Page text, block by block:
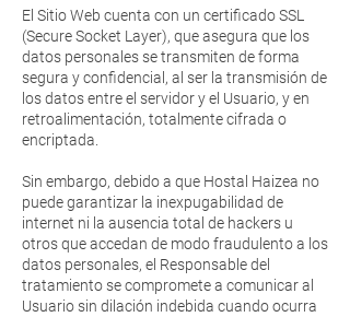
El Sitio Web cuenta con un certificado SSL
(Secure Socket Layer), que asegura que los
datos personales se transmiten de forma
segura y confidencial, al ser la transmisión de
los datos entre el servidor y el Usuario, y en
retroalimentación, totalmente cifrada o
encriptada.
Sin embargo, debido a que Hostal Haizea no
puede garantizar la inexpugabilidad de
internet ni la ausencia total de hackers u
otros que accedan de modo fraudulento a los
datos personales, el Responsable del
tratamiento se compromete a comunicar al
Usuario sin dilación indebida cuando ocurra